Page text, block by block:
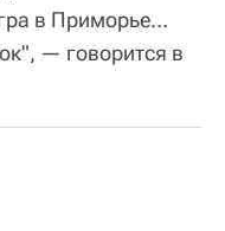
в Приморье…
— говорится в